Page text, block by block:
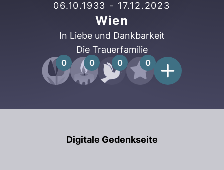
06.10.1933 - 17.12.2023
Wien
In Liebe und Dankbarkeit
Die Trauerfamilie
0 0 0 0
Digitale Gedenkseite